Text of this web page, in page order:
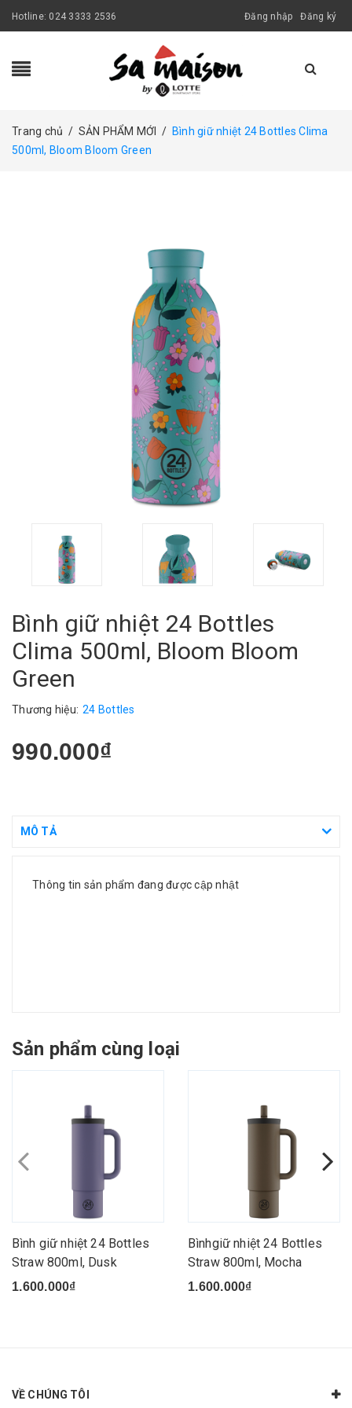
Hotline: 024 3333 2536 Đăng nhập Đăng ký
Trang chủ / SẢN PHẨM MỚI / Bình giữ nhiệt 24 Bottles Clima
500ml, Bloom Bloom Green
Bình giữ nhiệt 24 Bottles
Clima 500ml, Bloom Bloom
Green
Thương hiệu: 24 Bottles
990.000₫
MÔ TẢ
Thông tin sản phẩm đang được cập nhật
Sản phẩm cùng loại
Bình giữ nhiệt 24 Bottles
Straw 800ml, Dusk
1.600.000₫
Bìnhgiữ nhiệt 24 Bottles
Straw 800ml, Mocha
1.600.000₫
VỀ CHÚNG TÔI